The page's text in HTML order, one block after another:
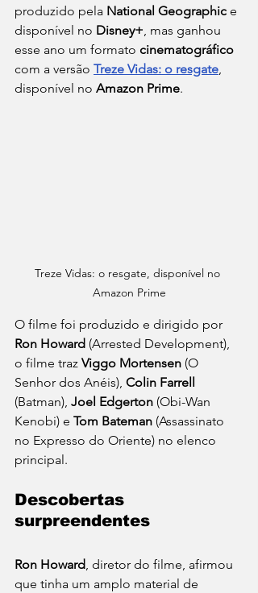
produzido pela National Geographic e
disponível no Disney+, mas ganhou
esse ano um formato cinematográfico
com a versão Treze Vidas: o resgate,
disponível no Amazon Prime.
Treze Vidas: o resgate, disponível no
Amazon Prime
O filme foi produzido e dirigido por
Ron Howard (Arrested Development),
o filme traz Viggo Mortensen (O
Senhor dos Anéis), Colin Farrell
(Batman), Joel Edgerton (Obi-Wan
Kenobi) e Tom Bateman (Assassinato
no Expresso do Oriente) no elenco
principal.
Descobertas
surpreendentes
Ron Howard, diretor do filme, afirmou
que tinha um amplo material de